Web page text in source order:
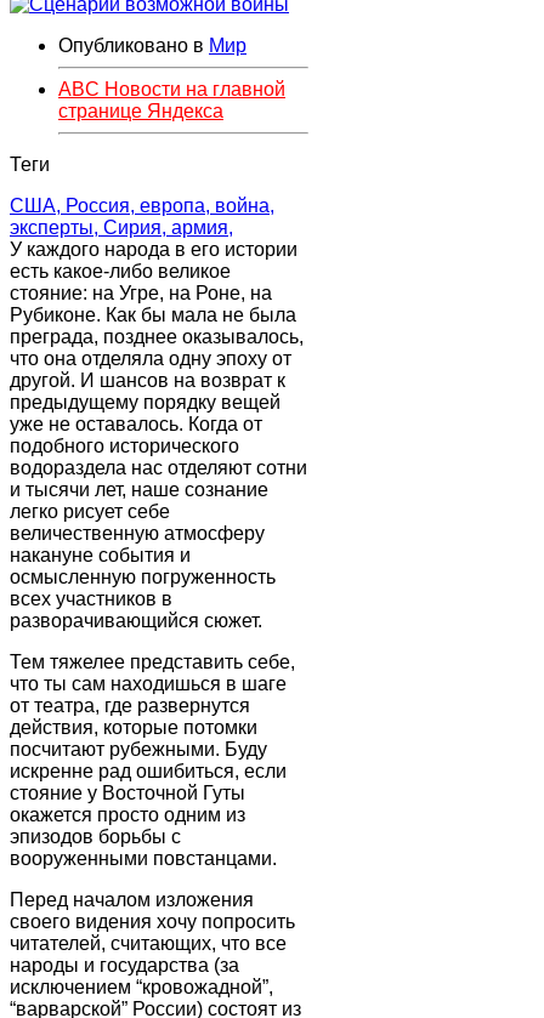
Опубликовано в Мир
ABC Новости на главной
странице Яндекса
Теги
США, Россия, европа, война,
эксперты, Сирия, армия,
У каждого народа в его истории
есть какое-либо великое
стояние: на Угре, на Роне, на
Рубиконе. Как бы мала не была
преграда, позднее оказывалось,
что она отделяла одну эпоху от
другой. И шансов на возврат к
предыдущему порядку вещей
уже не оставалось. Когда от
подобного исторического
водораздела нас отделяют сотни
и тысячи лет, наше сознание
легко рисует себе
величественную атмосферу
накануне события и
осмысленную погруженность
всех участников в
разворачивающийся сюжет.
Тем тяжелее представить себе,
что ты сам находишься в шаге
от театра, где развернутся
действия, которые потомки
посчитают рубежными. Буду
искренне рад ошибиться, если
стояние у Восточной Гуты
окажется просто одним из
эпизодов борьбы с
вооруженными повстанцами.
Перед началом изложения
своего видения хочу попросить
читателей, считающих, что все
народы и государства (за
исключением “кровожадной”,
“варварской” России) состоят из